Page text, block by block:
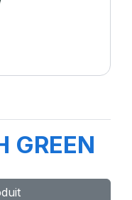
GREEN